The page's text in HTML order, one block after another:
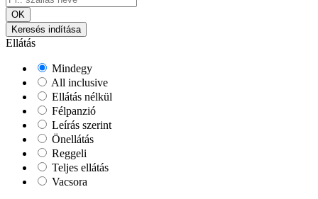
OK
Keresés indítása
Ellátás
Mindegy
All inclusive
Ellátás nélkül
Félpanzió
Leírás szerint
Önellátás
Reggeli
Teljes ellátás
Vacsora